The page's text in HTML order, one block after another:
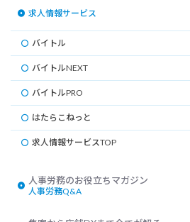
求人情報サービス
バイトル
バイトルNEXT
バイトルPRO
はたらこねっと
求人情報サービスTOP
人事労務Q&A